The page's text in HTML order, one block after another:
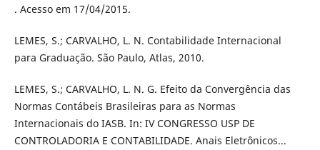
. Acesso em 17/04/2015.
LEMES, S.; CARVALHO, L. N. Contabilidade Internacional
para Graduação. São Paulo, Atlas, 2010.
LEMES, S.; CARVALHO, L. N. G. Efeito da Convergência das
Normas Contábeis Brasileiras para as Normas
Internacionais do IASB. In: IV CONGRESSO USP DE
CONTROLADORIA E CONTABILIDADE. Anais Eletrônicos...